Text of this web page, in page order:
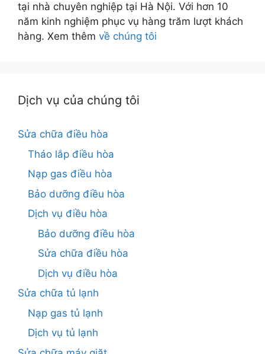
tại nhà chuyên nghiệp tại Hà Nội. Với hơn 10
năm kinh nghiệm phục vụ hàng trăm lượt khách
hàng. Xem thêm về chúng tôi
Dịch vụ của chúng tôi
Sửa chữa điều hòa
Tháo lắp điều hòa
Nạp gas điều hòa
Bảo dưỡng điều hòa
Dịch vụ điều hòa
Bảo dưỡng điều hòa
Sửa chữa điều hòa
Dịch vụ điều hòa
Sửa chữa tủ lạnh
Nạp gas tủ lạnh
Dịch vụ tủ lạnh